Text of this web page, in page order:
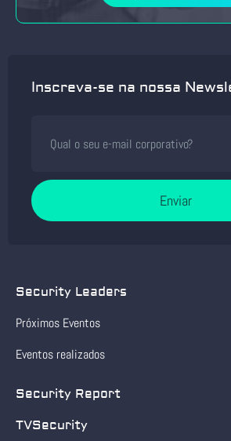
Inscreva-se na nossa
Enviar
Security Leaders
Próximos Eventos
Eventos realizados
Security Report
TVSecurity